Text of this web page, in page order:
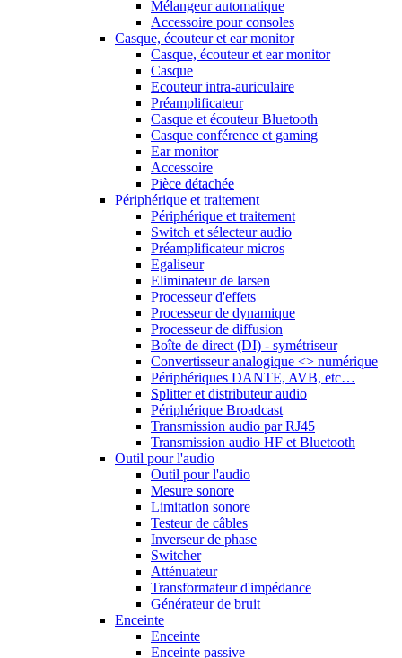
Mélangeur automatique
Accessoire pour consoles
Casque, écouteur et ear monitor
Casque, écouteur et ear monitor
Casque
Ecouteur intra-auriculaire
Préamplificateur
Casque et écouteur Bluetooth
Casque conférence et gaming
Ear monitor
Accessoire
Pièce détachée
Périphérique et traitement
Périphérique et traitement
Switch et sélecteur audio
Préamplificateur micros
Egaliseur
Eliminateur de larsen
Processeur d'effets
Processeur de dynamique
Processeur de diffusion
Boîte de direct (DI) - symétriseur
Convertisseur analogique <> numérique
Périphériques DANTE, AVB, etc…
Splitter et distributeur audio
Périphérique Broadcast
Transmission audio par RJ45
Transmission audio HF et Bluetooth
Outil pour l'audio
Outil pour l'audio
Mesure sonore
Limitation sonore
Testeur de câbles
Inverseur de phase
Switcher
Atténuateur
Transformateur d'impédance
Générateur de bruit
Enceinte
Enceinte
Enceinte passive